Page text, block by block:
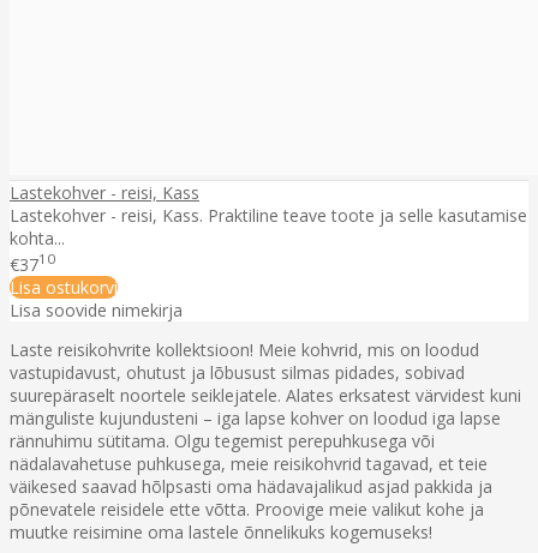
Lastekohver - reisi, Kass
Lastekohver - reisi, Kass. Praktiline teave toote ja selle kasutamise
kohta...
€3710
Lisa ostukorvi
Lisa soovide nimekirja
Laste reisikohvrite kollektsioon! Meie kohvrid, mis on loodud
vastupidavust, ohutust ja lõbusust silmas pidades, sobivad
suurepäraselt noortele seiklejatele. Alates erksatest värvidest kuni
mänguliste kujundusteni – iga lapse kohver on loodud iga lapse
rännuhimu sütitama. Olgu tegemist perepuhkusega või
nädalavahetuse puhkusega, meie reisikohvrid tagavad, et teie
väikesed saavad hõlpsasti oma hädavajalikud asjad pakkida ja
põnevatele reisidele ette võtta. Proovige meie valikut kohe ja
muutke reisimine oma lastele õnnelikuks kogemuseks!